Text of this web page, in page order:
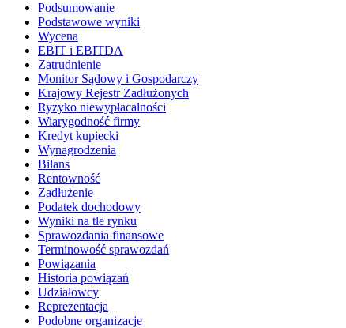
Podsumowanie
Podstawowe wyniki
Wycena
EBIT i EBITDA
Zatrudnienie
Monitor Sądowy i Gospodarczy
Krajowy Rejestr Zadłużonych
Ryzyko niewypłacalności
Wiarygodność firmy
Kredyt kupiecki
Wynagrodzenia
Bilans
Rentowność
Zadłużenie
Podatek dochodowy
Wyniki na tle rynku
Sprawozdania finansowe
Terminowość sprawozdań
Powiązania
Historia powiązań
Udziałowcy
Reprezentacja
Podobne organizacje